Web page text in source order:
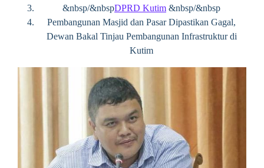
&nbsp/&nbspDPRD Kutim &nbsp/&nbsp
Pembangunan Masjid dan Pasar Dipastikan Gagal,
Dewan Bakal Tinjau Pembangunan Infrastruktur di
Kutim